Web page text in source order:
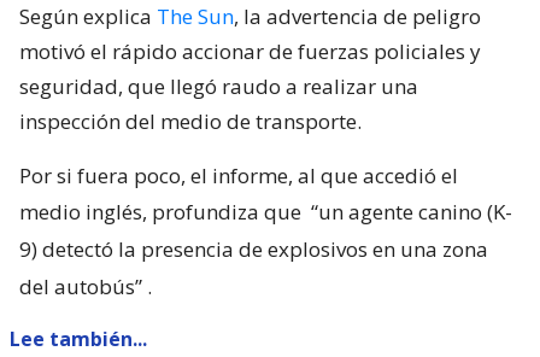
Según explica The Sun, la advertencia de peligro
motivó el rápido accionar de fuerzas policiales y
seguridad, que llegó raudo a realizar una
inspección del medio de transporte.
Por si fuera poco, el informe, al que accedió el
medio inglés, profundiza que “un agente canino (K-
9) detectó la presencia de explosivos en una zona
del autobús” .
Lee también...